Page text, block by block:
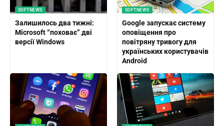
SOFTNEWS
Залишилось два тижні:
Microsoft “поховає” дві
версії Windows
SOFTNEWS
Google запускає систему
оповіщення про
повітряну тривогу для
українських користувачів
Android